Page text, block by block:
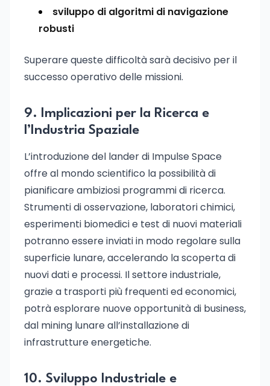
sviluppo di algoritmi di navigazione
robusti
Superare queste difficoltà sarà decisivo per il
successo operativo delle missioni.
9. Implicazioni per la Ricerca e
l’Industria Spaziale
L’introduzione del lander di Impulse Space
offre al mondo scientifico la possibilità di
pianificare ambiziosi programmi di ricerca.
Strumenti di osservazione, laboratori chimici,
esperimenti biomedici e test di nuovi materiali
potranno essere inviati in modo regolare sulla
superficie lunare, accelerando la scoperta di
nuovi dati e processi. Il settore industriale,
grazie a trasporti più frequenti ed economici,
potrà esplorare nuove opportunità di business,
dal mining lunare all’installazione di
infrastrutture energetiche.
10. Sviluppo Industriale e